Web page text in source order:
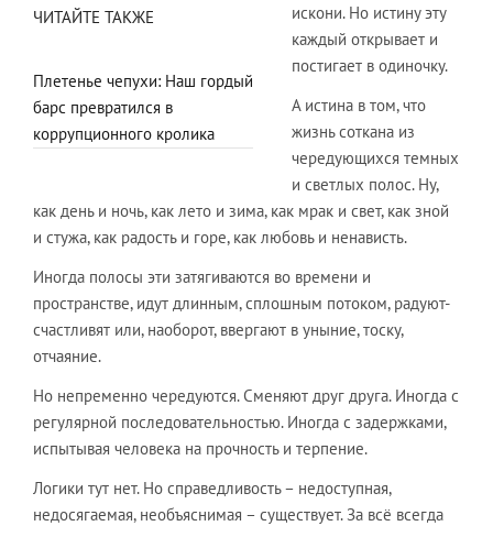
ЧИТАЙТЕ ТАКЖЕ
Плетенье чепухи: Наш гордый
барс превратился в
коррупционного кролика
искони. Но истину эту
каждый открывает и
постигает в одиночку.
А истина в том, что
жизнь соткана из
чередующихся темных
и светлых полос. Ну,
как день и ночь, как лето и зима, как мрак и свет, как зной
и стужа, как радость и горе, как любовь и ненависть.
Иногда полосы эти затягиваются во времени и
пространстве, идут длинным, сплошным потоком, радуют-
счастливят или, наоборот, ввергают в уныние, тоску,
отчаяние.
Но непременно чередуются. Сменяют друг друга. Иногда с
регулярной последовательностью. Иногда с задержками,
испытывая человека на прочность и терпение.
Логики тут нет. Но справедливость – недоступная,
недосягаемая, необъяснимая – существует. За всё всегда